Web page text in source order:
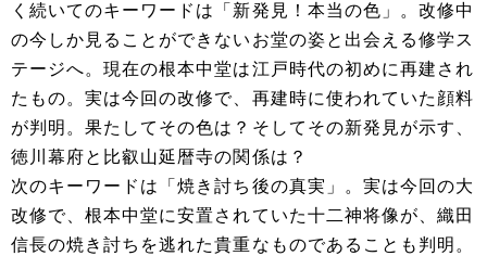
く続いてのキーワードは「新発見！本当の色」。改修中
の今しか見ることができないお堂の姿と出会える修学ス
テージへ。現在の根本中堂は江戸時代の初めに再建され
たもの。実は今回の改修で、再建時に使われていた顔料
が判明。果たしてその色は？そしてその新発見が示す、
徳川幕府と比叡山延暦寺の関係は？
次のキーワードは「焼き討ち後の真実」。実は今回の大
改修で、根本中堂に安置されていた十二神将像が、織田
信長の焼き討ちを逃れた貴重なものであることも判明。